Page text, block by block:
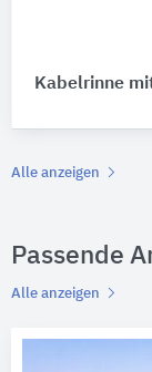
Kabelrinne
Alle anzeigen
Passende
Alle anzeigen